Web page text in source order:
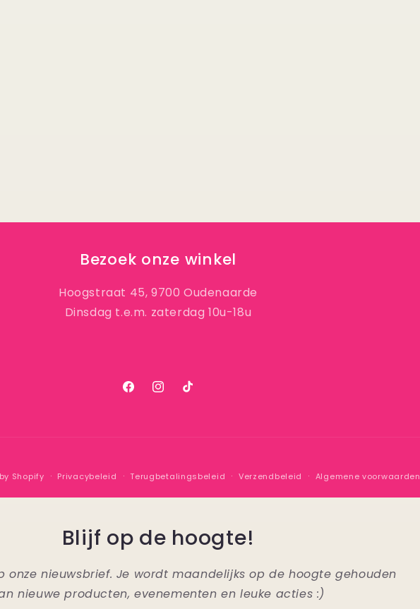
Bezoek onze winkel
Hoogstraat 45, 9700 Oudenaarde
Dinsdag t.e.m. zaterdag 10u-18u
FacebookInstagram
TikTok
Shopify Privacybeleid Terugbetalingsbeleid Verzendbeleid Algemene voorwaarden
Blijf op de hoogte!
onze nieuwsbrief. Je wordt maandelijks op de hoogte gehouden
nieuwe producten, evenementen en leuke acties :)